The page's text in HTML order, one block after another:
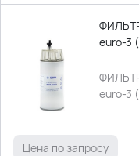
euro-3
euro-3
Цена по запросу